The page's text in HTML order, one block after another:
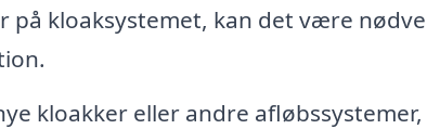
på kloaksystemet, kan det være
kloakker eller andre